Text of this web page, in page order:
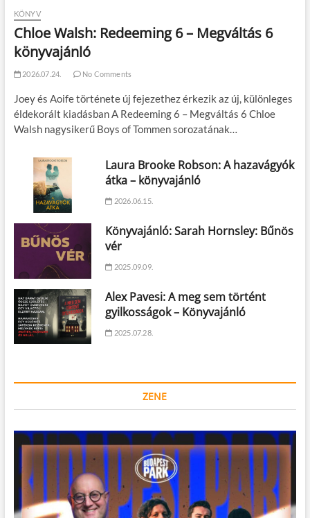
KÖNYV
Chloe Walsh: Redeeming 6 – Megváltás 6
könyvajánló
2026.07.24. No Comments
Joey és Aoife története új fejezethez érkezik az új, különleges
éldekorált kiadásban A Redeeming 6 – Megváltás 6 Chloe
Walsh nagysikerű Boys of Tommen sorozatának…
Laura Brooke Robson: A hazavágyók
átka – könyvajánló
2026.06.15.
Könyvajánló: Sarah Hornsley: Bűnös
vér
2025.09.09.
Alex Pavesi: A meg sem történt
gyilkosságok – Könyvajánló
2025.07.28.
ZENE